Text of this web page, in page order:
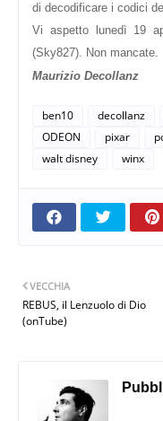
di decodificare i codici
Vi aspetto lunedì 19
(Sky827). Non mancate.
Maurizio Decollanz
ben10 decollanz
ODEON
pixar
walt disney
winx
VECCHIA
REBUS, il Lenzuolo di Dio
(onTube)